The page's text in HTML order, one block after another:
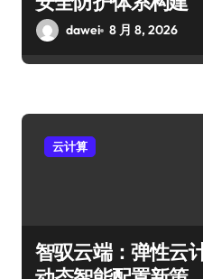
dawei 8 月 8, 2026
云计算
智驭云端：弹性云